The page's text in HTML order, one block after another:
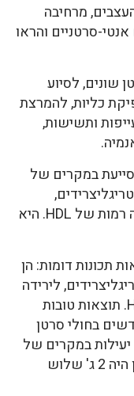
מרחיבה
סרטניים והראו
שונים, לסיוע
כליות, להמרצת
ותשישות,
במקרים של
מסייעת להורדת רמות של LDL ומעלה רמות של HDL. היא
תכונות דומות: הן
לירידה
ברמת ה-LDL ולעלייה ברמת ה-HDL(3). תוצאות טובות
בחולי סרטן
היו יעילות במקרים של
אי-ספיקת כליות כרונית. המינון שניתן היה 2 ג' שלוש